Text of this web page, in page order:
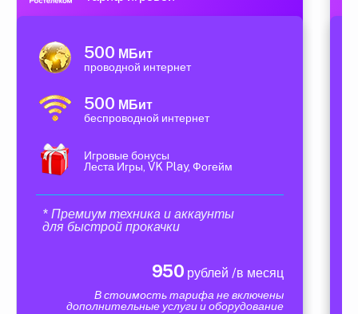
500 МБит
проводной интернет
500 МБит
беспроводной интернет
Игровые бонусы
Леста Игры, VK Play, Фогейм
* Премиум техника и аккаунты
для быстрой прокачки
950 рублей /в месяц
В стоимость тарифа не включены
дополнительные услуги и оборудование